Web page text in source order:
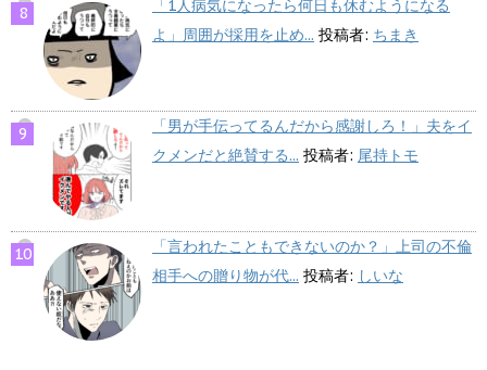
「1人病気になったら何日も休むようになる
よ」周囲が採用を止め... 投稿者: ちまき
「男が手伝ってるんだから感謝しろ！」夫をイ
クメンだと絶賛する... 投稿者: 尾持トモ
「言われたこともできないのか？」上司の不倫
相手への贈り物が代... 投稿者: しいな